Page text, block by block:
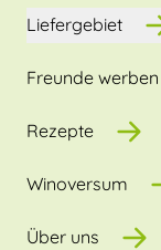
Liefergebiet
Freunde werben
Rezepte
Winoversum
Über uns